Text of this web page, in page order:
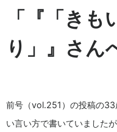
「『「き
り」』さん
前号（vol.251）の投稿の33
い言い方で書いていました